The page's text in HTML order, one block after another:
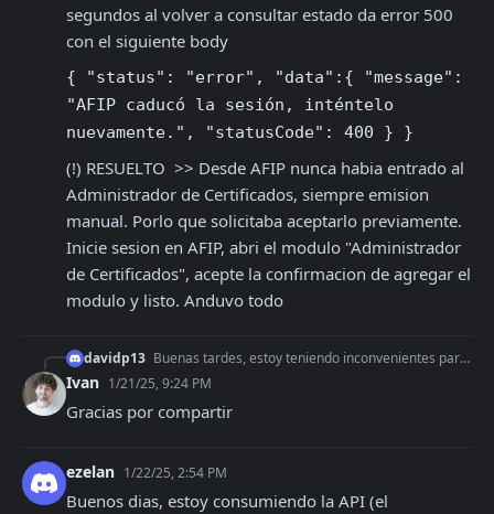
segundos al volver a consultar estado da error 500
con el siguiente body
{ "status": "error", "data":{ "message":
"AFIP caducó la sesión, inténtelo
nuevamente.", "statusCode": 400 } }
(!) RESUELTO  >> Desde AFIP nunca habia entrado al
Administrador de Certificados, siempre emision
manual. Porlo que solicitaba aceptarlo previamente.
Inicie sesion en AFIP, abri el modulo "Administrador
de Certificados", acepte la confirmacion de agregar el
modulo y listo. Anduvo todo
davidp13 Buenas tardes, estoy teniendo inconvenientes para pasar a produccion. Al crear el cert, comienza la tarea quedando status "in_process", pero luego de unos segun
Ivan 1/21/25, 9:24 PM
Gracias por compartir
ezelan 1/22/25, 2:54 PM
Buenos dias, estoy consumiendo la API (el